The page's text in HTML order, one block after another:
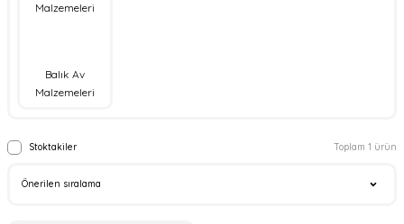
Balık Av
Malzemeleri
Stoktakiler Toplam 1 ürün